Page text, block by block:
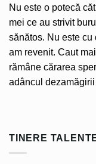
Nu este o potecă
mei ce au strivit
sănătos. Nu este
am revenit. Caut
rămâne cărarea
adâncul dezamăgirii
TINERE